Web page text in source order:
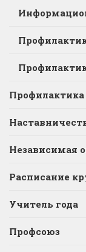
Независимая
Расписание
Учитель года
Профсоюз